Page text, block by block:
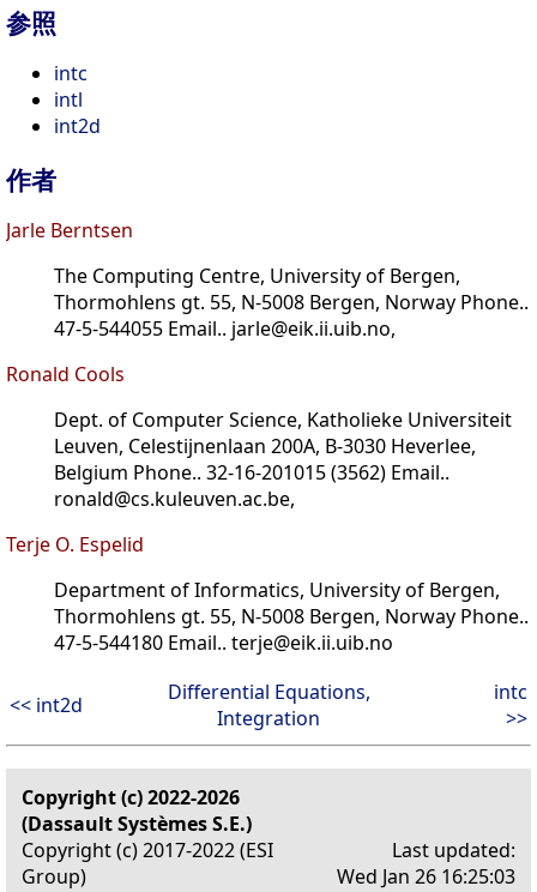
参照
intc
intl
int2d
作者
Jarle Berntsen
The Computing Centre, University of Bergen,
Thormohlens gt. 55, N-5008 Bergen, Norway Phone..
47-5-544055 Email.. jarle@eik.ii.uib.no,
Ronald Cools
Dept. of Computer Science, Katholieke Universiteit
Leuven, Celestijnenlaan 200A, B-3030 Heverlee,
Belgium Phone.. 32-16-201015 (3562) Email..
ronald@cs.kuleuven.ac.be,
Terje O. Espelid
Department of Informatics, University of Bergen,
Thormohlens gt. 55, N-5008 Bergen, Norway Phone..
47-5-544180 Email.. terje@eik.ii.uib.no
<< int2d
Differential Equations,
Integration
intc
>>
Copyright (c) 2022-2026
(Dassault Systèmes S.E.)
Copyright (c) 2017-2022 (ESI
Group)
Last updated:
Wed Jan 26 16:25:03